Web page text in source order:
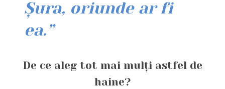
Șura, oriunde ar fi
ea.”
De ce aleg tot mai mulți astfel de
haine?